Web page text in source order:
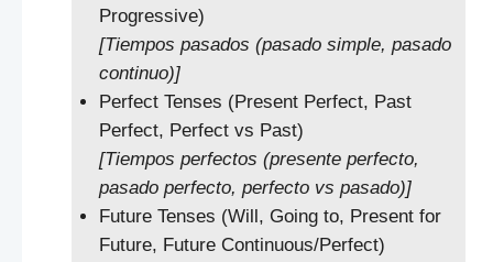
Progressive)
[Tiempos pasados (pasado simple, pasado
continuo)]
Perfect Tenses (Present Perfect, Past
Perfect, Perfect vs Past)
[Tiempos perfectos (presente perfecto,
pasado perfecto, perfecto vs pasado)]
Future Tenses (Will, Going to, Present for
Future, Future Continuous/Perfect)